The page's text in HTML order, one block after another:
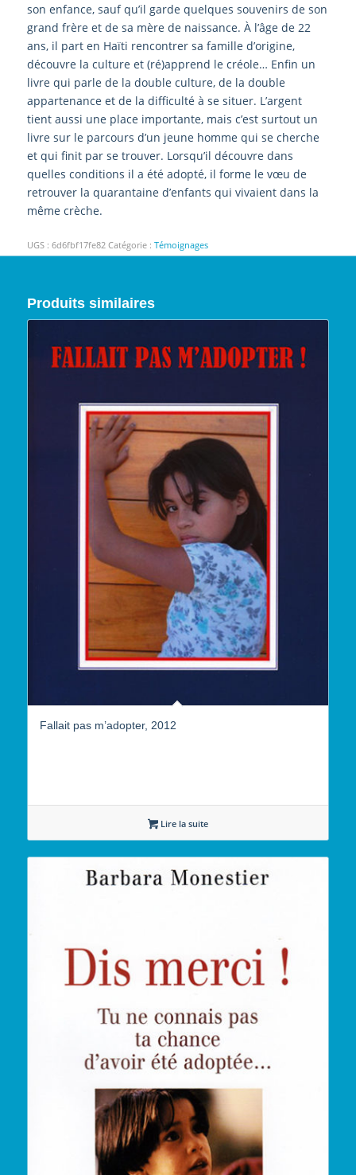
son enfance, sauf qu’il garde quelques souvenirs de son
grand frère et de sa mère de naissance. À l’âge de 22
ans, il part en Haïti rencontrer sa famille d’origine,
découvre la culture et (ré)apprend le créole… Enfin un
livre qui parle de la double culture, de la double
appartenance et de la difficulté à se situer. L’argent
tient aussi une place importante, mais c’est surtout un
livre sur le parcours d’un jeune homme qui se cherche
et qui finit par se trouver. Lorsqu’il découvre dans
quelles conditions il a été adopté, il forme le vœu de
retrouver la quarantaine d’enfants qui vivaient dans la
même crèche.
UGS : 6d6fbf17fe82 Catégorie : Témoignages
Produits similaires
Fallait pas m’adopter, 2012
Lire la suite